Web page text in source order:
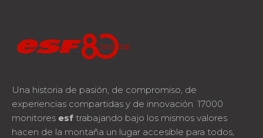
Una historia de pasión, de compromiso, de
experiencias compartidas y de innovación. 17000
monitores esf trabajando bajo los mismos valores
hacen de la montaña un lugar accesible para todos,